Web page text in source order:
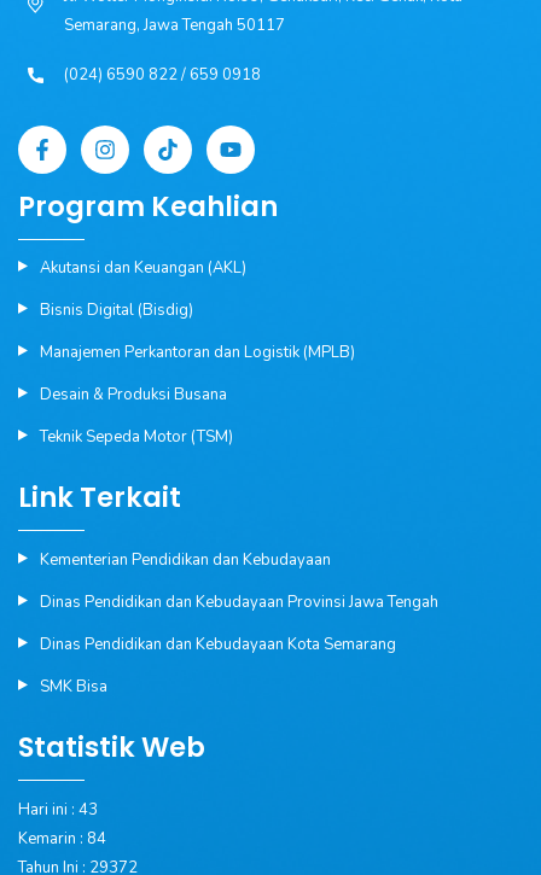
Semarang, Jawa Tengah 50117
(024) 6590 822 / 659 0918
Program Keahlian
Akutansi dan Keuangan (AKL)
Bisnis Digital (Bisdig)
Manajemen Perkantoran dan Logistik (MPLB)
Desain & Produksi Busana
Teknik Sepeda Motor (TSM)
Link Terkait
Kementerian Pendidikan dan Kebudayaan
Dinas Pendidikan dan Kebudayaan Provinsi Jawa Tengah
Dinas Pendidikan dan Kebudayaan Kota Semarang
SMK Bisa
Statistik Web
Hari ini : 43
Kemarin : 84
Tahun Ini : 29372